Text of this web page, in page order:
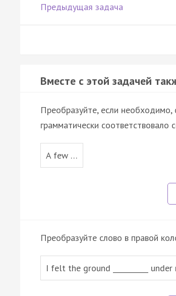
Предыдущая задача
Вместе с этой задачей
Преобразуйте, если необходимо,
грамматически
A few …
Преобразуйте слово в правой
I felt the ground __________